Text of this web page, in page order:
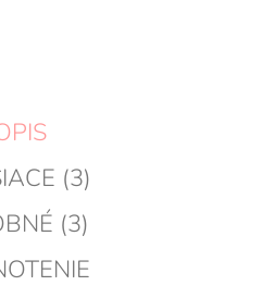
(3)
(3)